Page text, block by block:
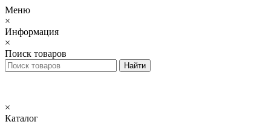
Меню
×
Информация
×
Поиск товаров
×
Каталог